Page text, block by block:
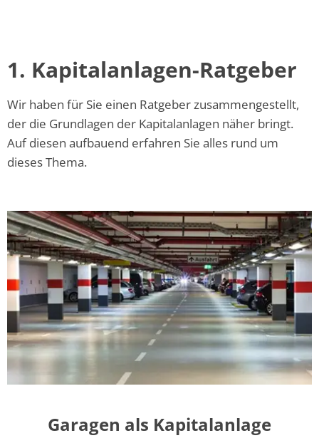
1. Kapitalanlagen-Ratgeber
Wir haben für Sie einen Ratgeber zusammengestellt,
der die Grundlagen der Kapitalanlagen näher bringt.
Auf diesen aufbauend erfahren Sie alles rund um
dieses Thema.
Garagen als Kapitalanlage